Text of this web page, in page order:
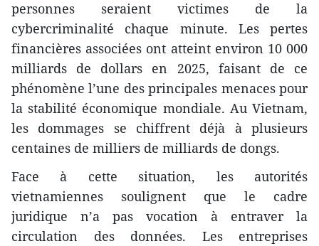
personnes seraient victimes de la
cybercriminalité chaque minute. Les pertes
financières associées ont atteint environ 10 000
milliards de dollars en 2025, faisant de ce
phénomène l’une des principales menaces pour
la stabilité économique mondiale. Au Vietnam,
les dommages se chiffrent déjà à plusieurs
centaines de milliers de milliards de dongs.
Face à cette situation, les autorités
vietnamiennes soulignent que le cadre
juridique n’a pas vocation à entraver la
circulation des données. Les entreprises